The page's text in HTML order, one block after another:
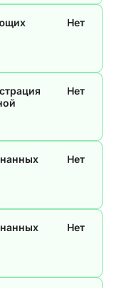
Нет
Нет
Нет
Нет